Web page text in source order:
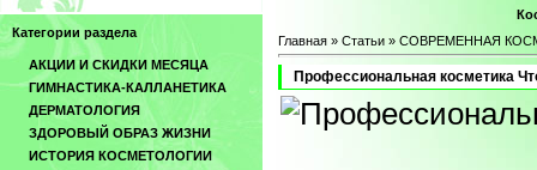
Категории раздела
АКЦИИ И СКИДКИ МЕСЯЦА
ГИМНАСТИКА-КАЛЛАНЕТИКА
ДЕРМАТОЛОГИЯ
ЗДОРОВЫЙ ОБРАЗ ЖИЗНИ
ИСТОРИЯ КОСМЕТОЛОГИИ
Главная » Статьи » СОВРЕМЕННАЯ
Профессиональная косметика